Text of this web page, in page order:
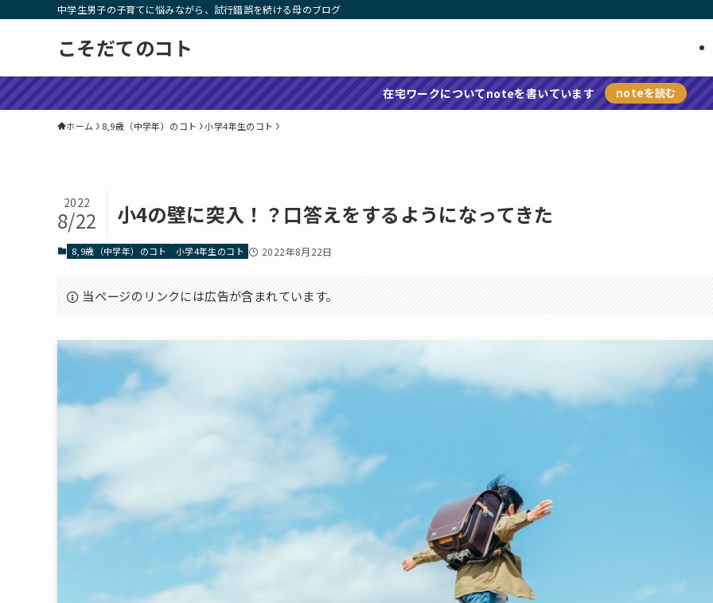
中学生男子の子育てに悩みながら、試行錯誤を続ける母のブログ
こそだてのコト
在宅ワークについてnoteを書いています noteを読む
ホーム 8,9歳（中学年）のコト 小学4年生のコト
小4の壁に突入！？口答えをするようになってきた
2022
8/22
8,9歳（中学年）のコト 小学4年生のコト 2022年8月22日
当ページのリンクには広告が含まれています。